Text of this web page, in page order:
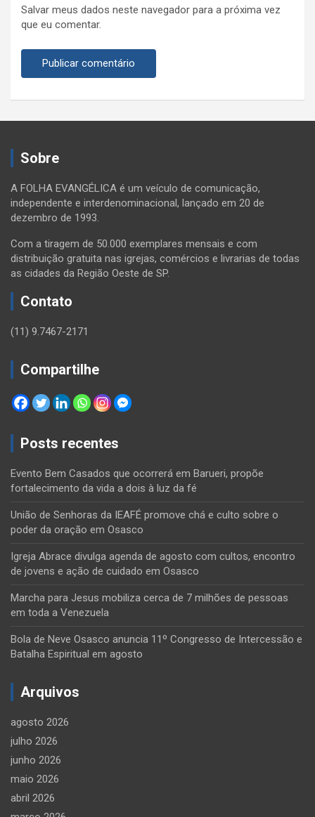
Salvar meus dados neste navegador para a próxima vez
que eu comentar.
Sobre
A FOLHA EVANGÉLICA é um veículo de comunicação,
independente e interdenominacional, lançado em 20 de
dezembro de 1993.
Com a tiragem de 50.000 exemplares mensais e com
distribuição gratuita nas igrejas, comércios e livrarias de todas
as cidades da Região Oeste de SP.
Contato
(11) 9.7467-2171
Compartilhe
Posts recentes
Evento Bem Casados que ocorrerá em Barueri, propõe
fortalecimento da vida a dois à luz da fé
União de Senhoras da IEAFÉ promove chá e culto sobre o
poder da oração em Osasco
Igreja Abrace divulga agenda de agosto com cultos, encontro
de jovens e ação de cuidado em Osasco
Marcha para Jesus mobiliza cerca de 7 milhões de pessoas
em toda a Venezuela
Bola de Neve Osasco anuncia 11º Congresso de Intercessão e
Batalha Espiritual em agosto
Arquivos
agosto 2026
julho 2026
junho 2026
maio 2026
abril 2026